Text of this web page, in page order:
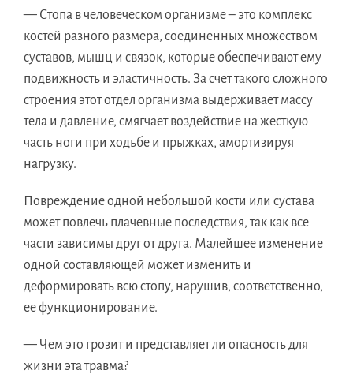
— Стопа в человеческом организме – это комплекс
костей разного размера, соединенных множеством
суставов, мышц и связок, которые обеспечивают ему
подвижность и эластичность. За счет такого сложного
строения этот отдел организма выдерживает массу
тела и давление, смягчает воздействие на жесткую
часть ноги при ходьбе и прыжках, амортизируя
нагрузку.
Повреждение одной небольшой кости или сустава
может повлечь плачевные последствия, так как все
части зависимы друг от друга. Малейшее изменение
одной составляющей может изменить и
деформировать всю стопу, нарушив, соответственно,
ее функционирование.
— Чем это грозит и представляет ли опасность для
жизни эта травма?